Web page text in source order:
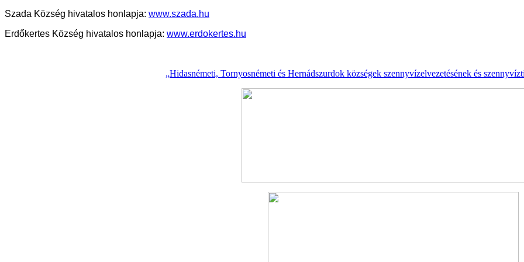
Szada Község hivatalos honlapja: www.szada.hu
Erdőkertes Község hivatalos honlapja: www.erdokertes.hu
„Hidasnémeti, Tornyosnémeti és Hernádszurdok községek szennyvízelvezetésének és